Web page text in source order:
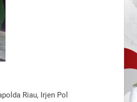
Riau, Irjen Pol